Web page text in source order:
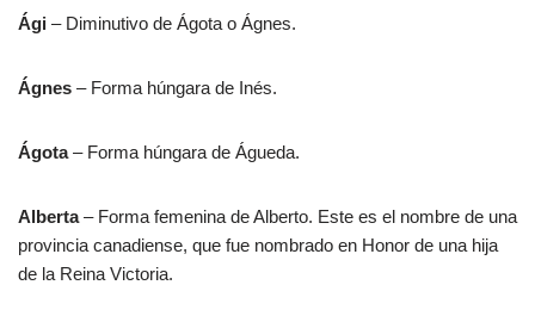
Ági – Diminutivo de Ágota o Ágnes.
Ágnes – Forma húngara de Inés.
Ágota– Forma húngara de Águeda.
Alberta– Forma femenina de Alberto. Este es el nombre de una
provincia canadiense, que fue nombrado en Honor de una hija
de la Reina Victoria.